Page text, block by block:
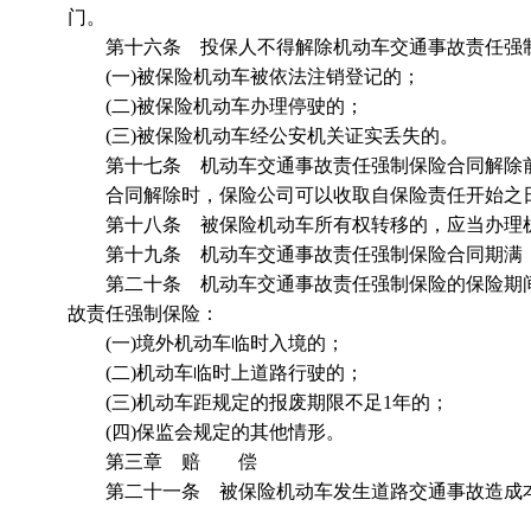
门。
第十六条 投保人不得解除机动车交通事故责任强
(一)被保险机动车被依法注销登记的；
(二)被保险机动车办理停驶的；
(三)被保险机动车经公安机关证实丢失的。
第十七条 机动车交通事故责任强制保险合同解除
合同解除时，保险公司可以收取自保险责任开始之
第十八条 被保险机动车所有权转移的，应当办理
第十九条 机动车交通事故责任强制保险合同期满
第二十条 机动车交通事故责任强制保险的保险期
故责任强制保险：
(一)境外机动车临时入境的；
(二)机动车临时上道路行驶的；
(三)机动车距规定的报废期限不足1年的；
(四)保监会规定的其他情形。
第三章 赔 偿
第二十一条 被保险机动车发生道路交通事故造成